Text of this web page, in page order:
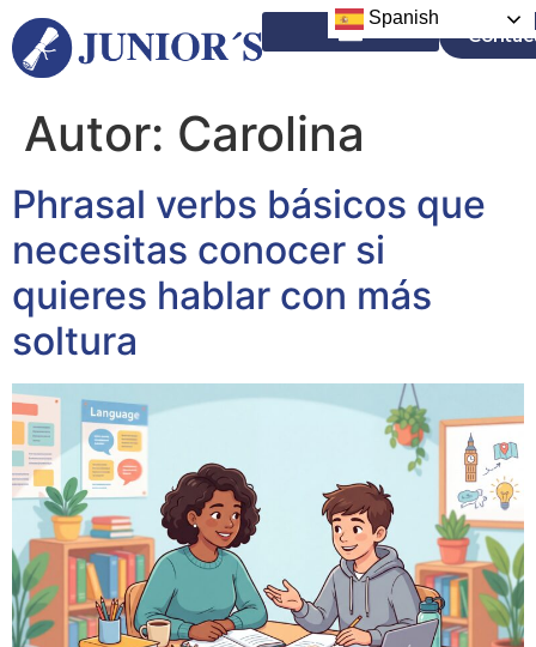
Autor: Carolina
Phrasal verbs básicos que
necesitas conocer si
quieres hablar con más
soltura
Spanish